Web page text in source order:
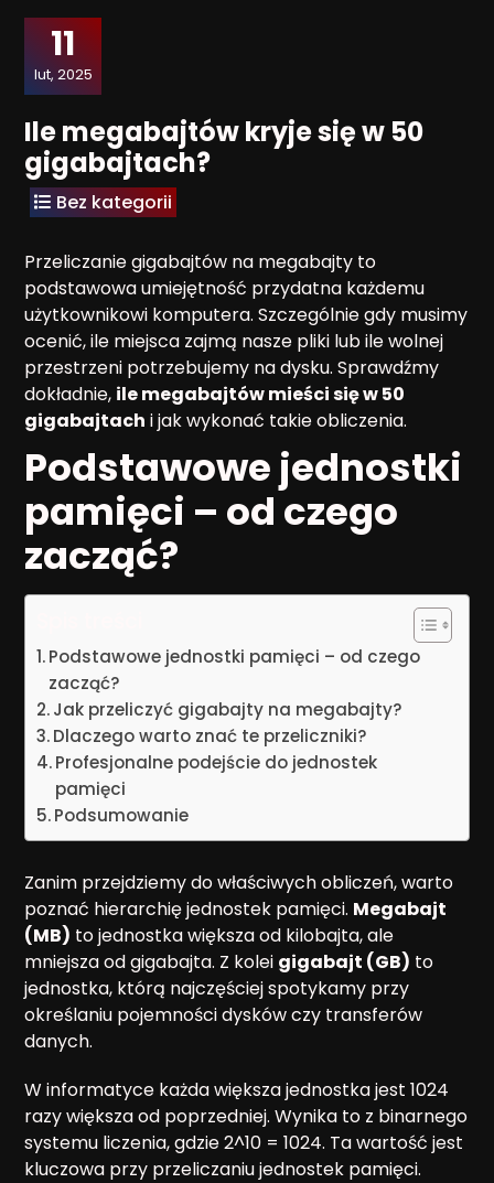
11
lut, 2025
Ile megabajtów kryje się w 50
gigabajtach?
Bez kategorii
Przeliczanie gigabajtów na megabajty to
podstawowa umiejętność przydatna każdemu
użytkownikowi komputera. Szczególnie gdy musimy
ocenić, ile miejsca zajmą nasze pliki lub ile wolnej
przestrzeni potrzebujemy na dysku. Sprawdźmy
dokładnie, ile megabajtów mieści się w 50
gigabajtach i jak wykonać takie obliczenia.
Podstawowe jednostki
pamięci – od czego
zacząć?
Podstawowe jednostki pamięci – od czego
zacząć?
Jak przeliczyć gigabajty na megabajty?
Dlaczego warto znać te przeliczniki?
Profesjonalne podejście do jednostek
pamięci
Podsumowanie
Zanim przejdziemy do właściwych obliczeń, warto
poznać hierarchię jednostek pamięci. Megabajt
(MB) to jednostka większa od kilobajta, ale
mniejsza od gigabajta. Z kolei gigabajt (GB) to
jednostka, którą najczęściej spotykamy przy
określaniu pojemności dysków czy transferów
danych.
W informatyce każda większa jednostka jest 1024
razy większa od poprzedniej. Wynika to z binarnego
systemu liczenia, gdzie 2^10 = 1024. Ta wartość jest
kluczowa przy przeliczaniu jednostek pamięci.